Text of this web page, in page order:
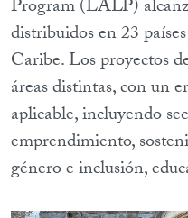
Program (LALP)
distribuidos en 23
Caribe. Los proyectos
áreas distintas, con un
aplicable, incluyendo
emprendimiento,
género e inclusión,